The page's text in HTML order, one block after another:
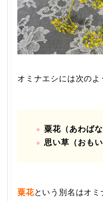
オミナエシには次のよ
粟花（あわばな
思い草（おもい
粟花という別名はオ